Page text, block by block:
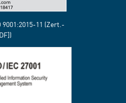
11 (Zert.-